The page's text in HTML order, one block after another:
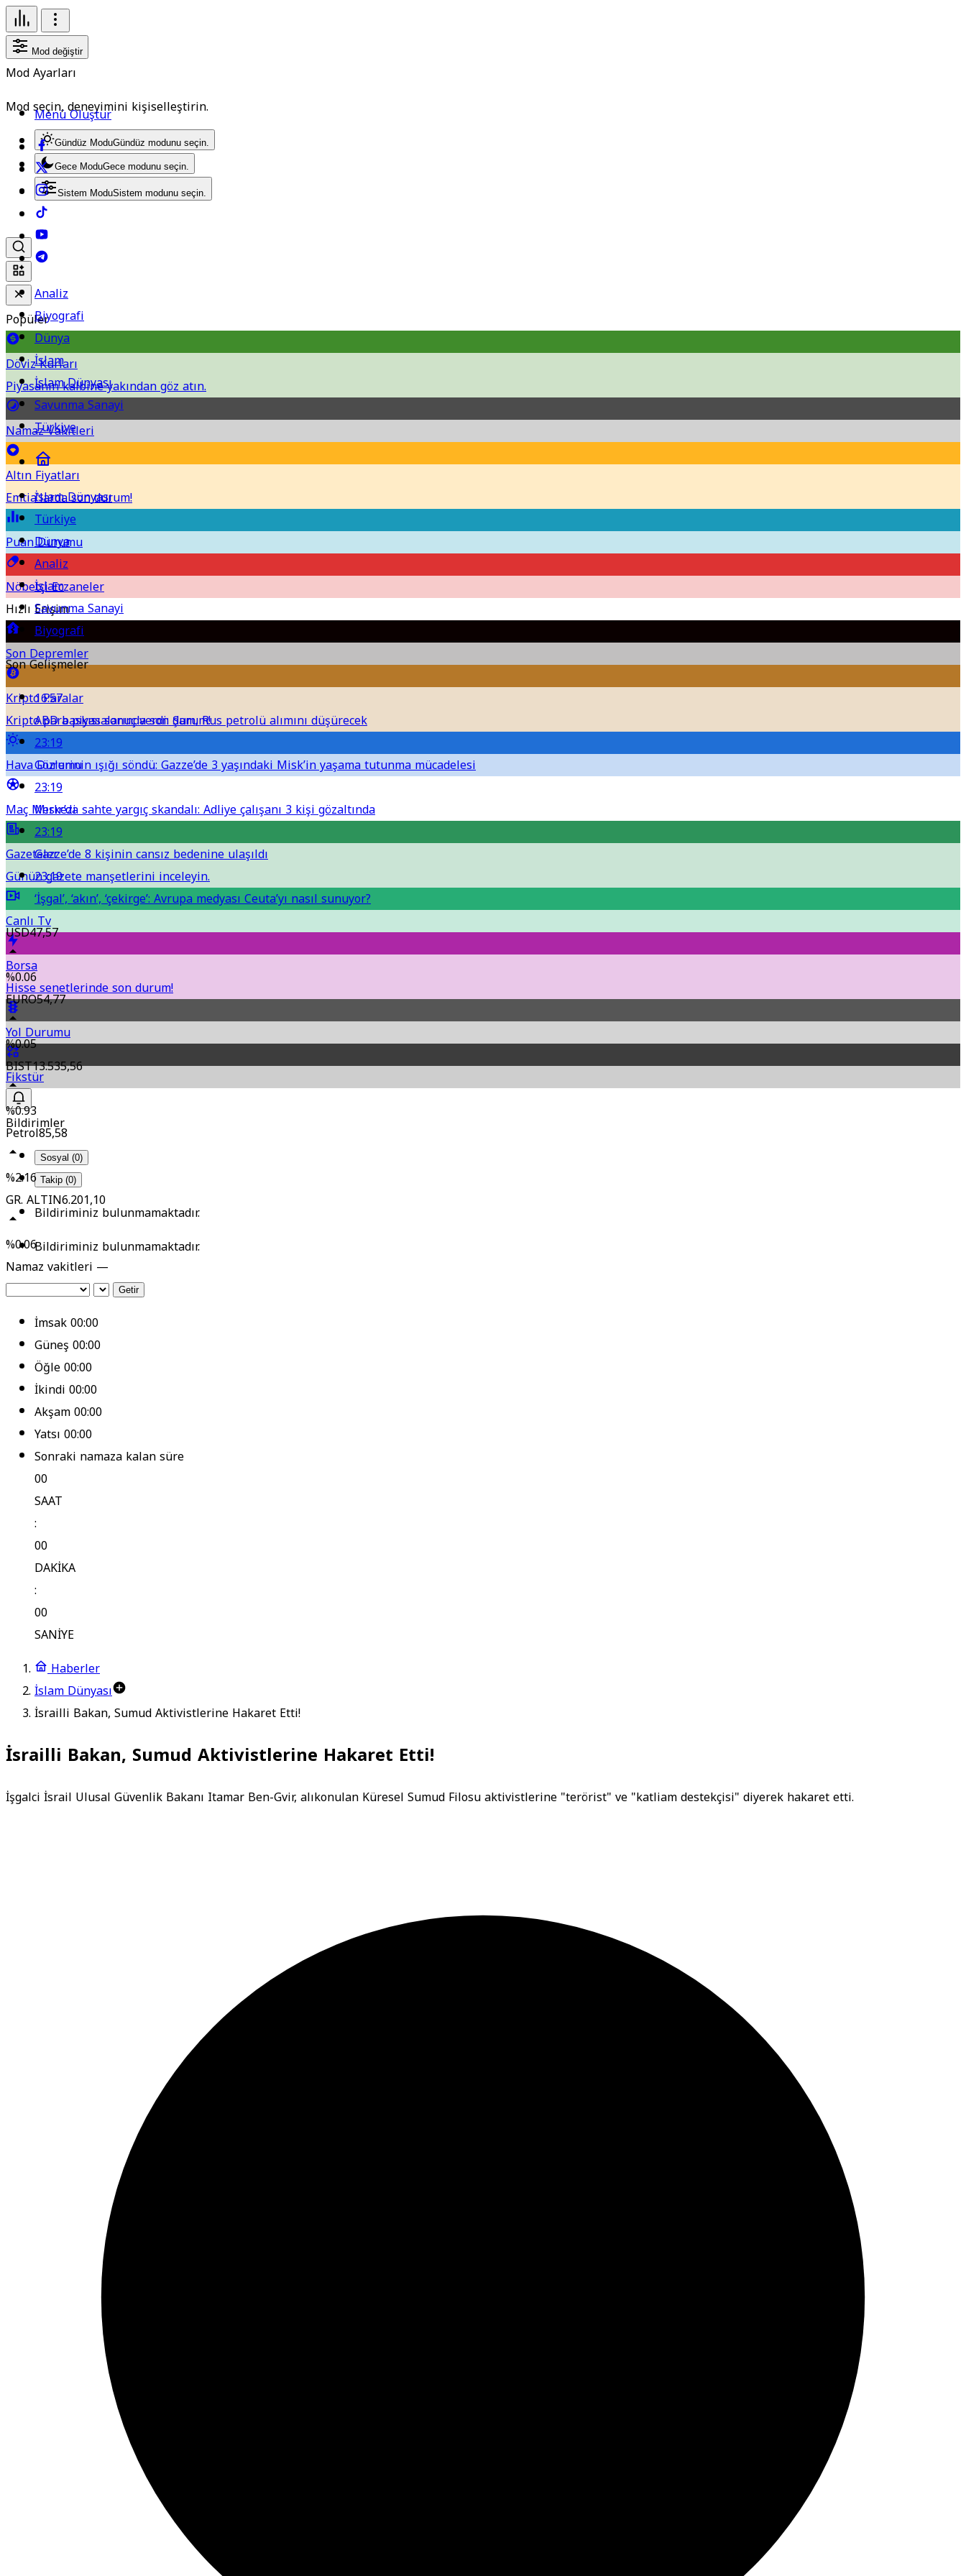
Mod değiştir
Mod Ayarları
Mod seçin, deneyimini kişiselleştirin.
Gündüz ModuGündüz modunu seçin.
Gece ModuGece modunu seçin.
Sistem ModuSistem modunu seçin.
Popüler
Döviz Kurları
Piyasanın kalbine yakından göz atın.
Namaz Vakitleri
Altın Fiyatları
Emtia'larda son durum!
Puan Durumu
Nöbetçi Eczaneler
Hızlı Erişim
Son Depremler
Kripto Paralar
Kripto para piyasalarında son durum!
Hava Durumu
Maç Merkezi
Gazeteler
Günün gazete manşetlerini inceleyin.
Canlı Tv
Borsa
Hisse senetlerinde son durum!
Yol Durumu
Fikstür
Bildirimler
Sosyal (0)
Takip (0)
Bildiriminiz bulunmamaktadır.
Bildiriminiz bulunmamaktadır.
Menü Oluştur
Analiz
Biyografi
Dünya
İslam
İslam Dünyası
Savunma Sanayi
Türkiye
İslam Dünyası
Türkiye
Dünya
Analiz
İslam
Savunma Sanayi
Biyografi
Son Gelişmeler
16:57
ABD baskısı sonuç verdi: Şam, Rus petrolü alımını düşürecek
23:19
Gözlerinin ışığı söndü: Gazze’de 3 yaşındaki Misk’in yaşama tutunma mücadelesi
23:19
Mısır’da sahte yargıç skandalı: Adliye çalışanı 3 kişi gözaltında
23:19
Gazze’de 8 kişinin cansız bedenine ulaşıldı
23:19
‘İşgal’, ‘akın’, ‘çekirge’: Avrupa medyası Ceuta’yı nasıl sunuyor?
USD47,57
%0.06
EURO54,77
%0.05
BIST13.535,56
%0.93
Petrol85,58
%2.16
GR. ALTIN6.201,10
%0.06
Namaz vakitleri —
Getir
İmsak00:00
Güneş00:00
Öğle00:00
İkindi00:00
Akşam00:00
Yatsı00:00
Sonraki namaza kalan süre
00
SAAT
:
00
DAKİKA
:
00
SANİYE
Haberler
İslam Dünyası
İsrailli Bakan, Sumud Aktivistlerine Hakaret Etti!
İsrailli Bakan, Sumud Aktivistlerine Hakaret Etti!
İşgalci İsrail Ulusal Güvenlik Bakanı Itamar Ben-Gvir, alıkonulan Küresel Sumud Filosu aktivistlerine "terörist" ve "katliam destekçisi" diyerek hakaret etti.